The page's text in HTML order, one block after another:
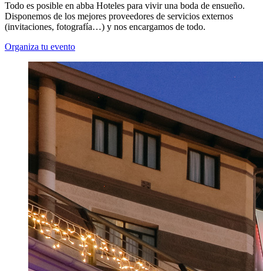
Todo es posible en abba Hoteles para vivir una boda de ensueño.
Disponemos de los mejores proveedores de servicios externos
(invitaciones, fotografía…) y nos encargamos de todo.
Organiza tu evento